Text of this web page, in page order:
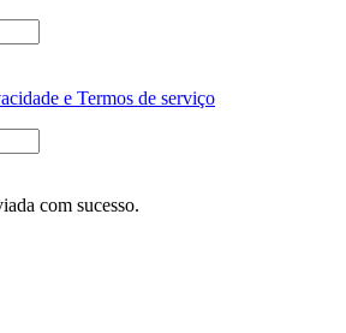
e Termos de serviço
com sucesso.